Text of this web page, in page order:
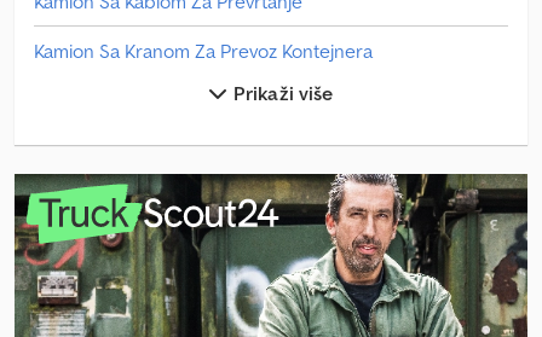
Kamion Sa Kranom Za Prevoz Kontejnera
Kola Za Sladoled
Linde L 10
Manevarsko Vozilo
Manitou Mi 25 D
Prikaži više